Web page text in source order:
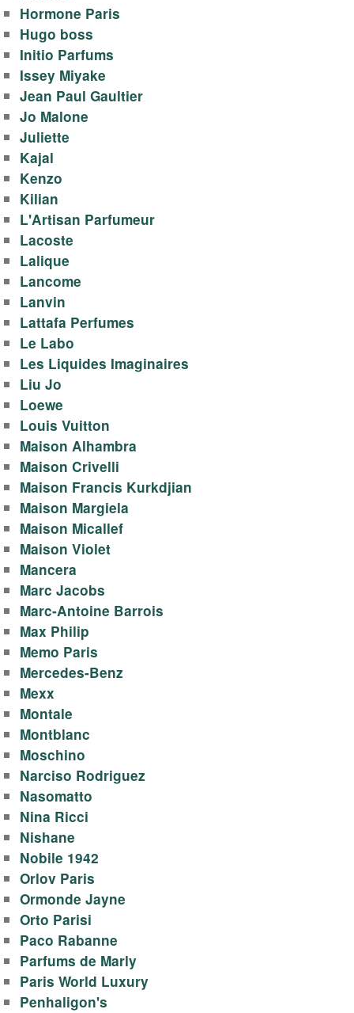
Hormone Paris
Hugo boss
Initio Parfums
Issey Miyake
Jean Paul Gaultier
Jo Malone
Juliette
Kajal
Kenzo
Kilian
L'Artisan Parfumeur
Lacoste
Lalique
Lancome
Lanvin
Lattafa Perfumes
Le Labo
Les Liquides Imaginaires
Liu Jo
Loewe
Louis Vuitton
Maison Alhambra
Maison Crivelli
Maison Francis Kurkdjian
Maison Margiela
Maison Micallef
Maison Violet
Mancera
Marc Jacobs
Marc-Antoine Barrois
Max Philip
Memo Paris
Mercedes-Benz
Mexx
Montale
Montblanc
Moschino
Narciso Rodriguez
Nasomatto
Nina Ricci
Nishane
Nobile 1942
Orlov Paris
Ormonde Jayne
Orto Parisi
Paco Rabanne
Parfums de Marly
Paris World Luxury
Penhaligon's